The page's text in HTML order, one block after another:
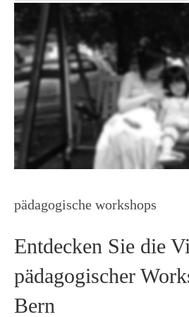
pädagogische workshops
Entdecken Sie die
pädagogischer
Bern